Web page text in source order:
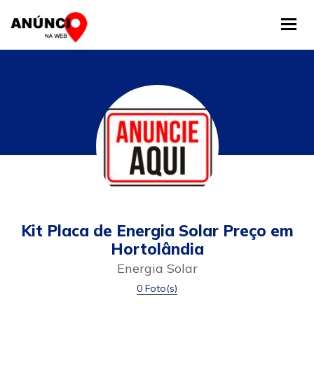
Kit Placa de Energia Solar Preço em
Hortolândia
Energia Solar
0 Foto(s)